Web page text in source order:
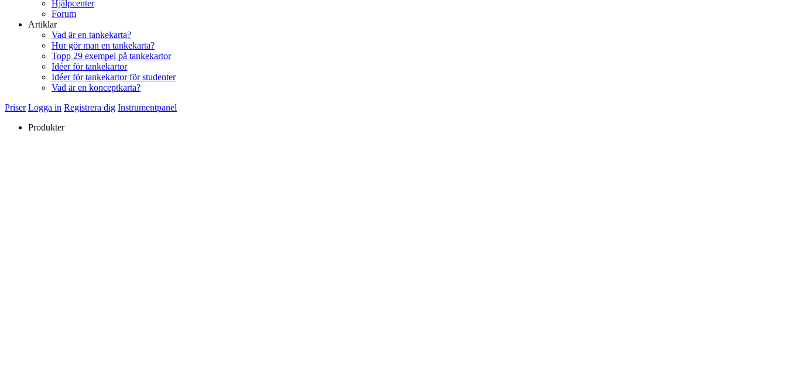
Hjälpcenter
Forum
Artiklar
Vad är en tankekarta?
Hur gör man en tankekarta?
Topp 29 exempel på tankekartor
Idéer för tankekartor
Idéer för tankekartor för studenter
Vad är en konceptkarta?
Priser Logga in Registrera dig Instrumentpanel
Produkter